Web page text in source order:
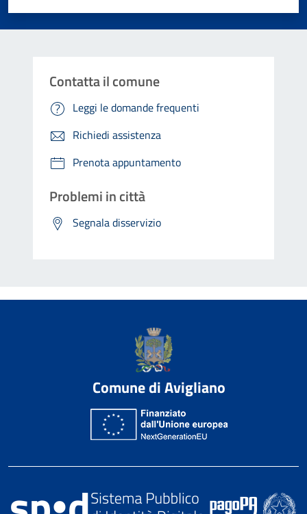
Contatta il comune
Leggi le domande frequenti
Richiedi assistenza
Prenota appuntamento
Problemi in città
Segnala disservizio
Comune di Avigliano